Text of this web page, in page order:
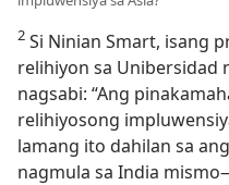
2 Si Ninian Smart, isang
relihiyon sa Unibersidad
nagsabi: “Ang
relihiyosong
lamang ito dahilan sa
nagmula sa India